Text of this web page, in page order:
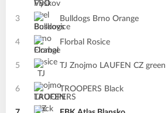
3 Bulldogs Brno Orange
4 Florbal Rosice
5 TJ Znojmo LAUFEN CZ green
6 TROOPERS Black